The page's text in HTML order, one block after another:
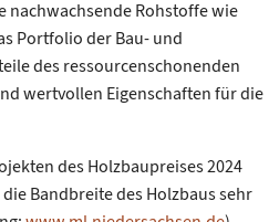
nachwachsende Rohstoffe wie
Portfolio der Bau- und
des ressourcenschonenden
wertvollen Eigenschaften für die
des Holzbaupreises 2024
Bandbreite des Holzbaus sehr